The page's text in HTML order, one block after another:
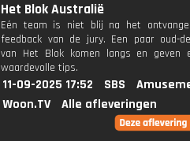
Het Blok Australië
Eén team is niet blij na het
feedback van de jury. Een paar oud-
van Het Blok komen langs en geven
waardevolle tips.
11-09-2025 17:52 SBS
Woon.TV
Alle afleveringen